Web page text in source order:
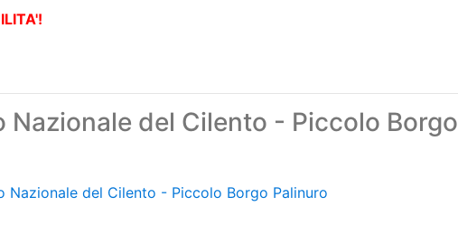
Nazionale del Cilento - Piccolo Borgo
Nazionale del Cilento - Piccolo Borgo Palinuro